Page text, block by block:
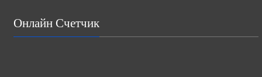
Онлайн Счетчик